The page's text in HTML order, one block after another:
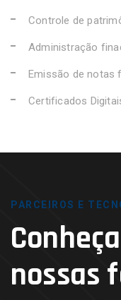
Controle de
Administração
Emissão de notas
Certificados
PARCEIROS E
nossas